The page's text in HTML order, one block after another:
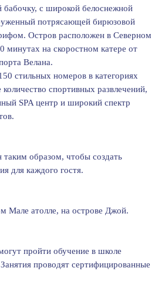
с широкой белоснежной
потрясающей бирюзовой
Остров расположен в Северном
минутах на скоростном катере от
Велана.
стильных номеров в категориях
спортивных развлечений,
SPA центр и широкий спектр
таким образом, чтобы создать
для каждого гостя.
Мале атолле, на острове Джой.
пройти обучение в школе
проводят сертифицированные